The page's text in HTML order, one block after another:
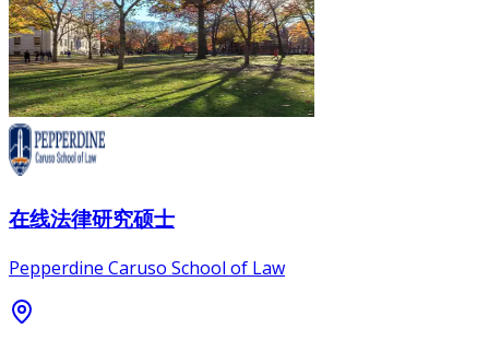
在线法律研究硕士
Pepperdine Caruso School of Law